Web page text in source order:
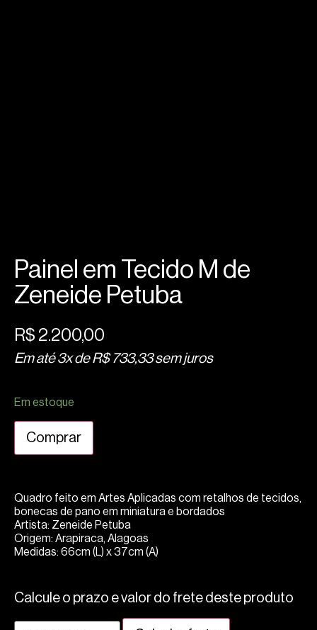
Painel em Tecido M de
Zeneide Petuba
R$ 2.200,00
Em até 3x deR$733,33sem juros
Em estoque
Comprar
Quadro feito em Artes Aplicadas com retalhos de tecidos,
bonecas de pano em miniatura e bordados
Artista: Zeneide Petuba
Origem: Arapiraca, Alagoas
Medidas: 66cm (L) x 37cm (A)
Calcule o prazo e valor do frete deste produto